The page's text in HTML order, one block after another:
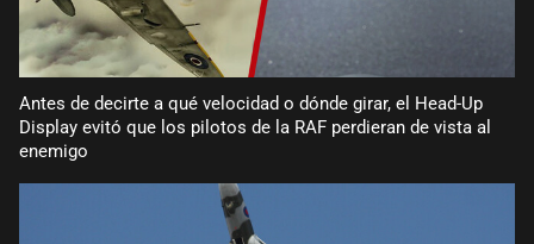
Antes de decirte a qué velocidad o dónde girar, el Head-Up
Display evitó que los pilotos de la RAF perdieran de vista al
enemigo